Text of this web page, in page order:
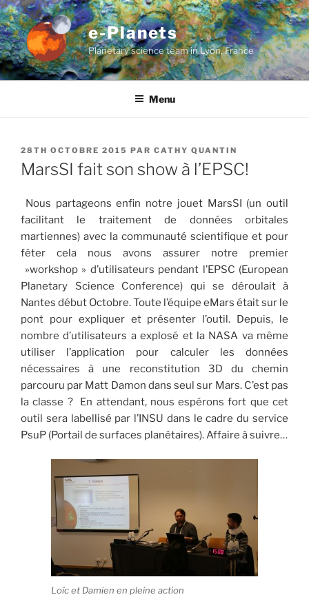
Aller
au
contenu
principal
e-Planets
Planetary science team in Lyon, France
Menu
PUBLIÉ
LE
28TH OCTOBRE 2015 PAR CATHY QUANTIN
MarsSI fait son show à l’EPSC!
Nous partageons enfin notre jouet MarsSI (un outil
facilitant le traitement de données orbitales
martiennes) avec la communauté scientifique et pour
fêter cela nous avons assurer notre premier
»workshop » d’utilisateurs pendant l’EPSC (European
Planetary Science Conference) qui se déroulait à
Nantes début Octobre. Toute l’équipe eMars était sur le
pont pour expliquer et présenter l’outil. Depuis, le
nombre d’utilisateurs a explosé et la NASA va même
utiliser l’application pour calculer les données
nécessaires à une reconstitution 3D du chemin
parcouru par Matt Damon dans seul sur Mars. C’est pas
la classe ? En attendant, nous espérons fort que cet
outil sera labellisé par l’INSU dans le cadre du service
PsuP (Portail de surfaces planétaires). Affaire à suivre…
Loïc et Damien en pleine action